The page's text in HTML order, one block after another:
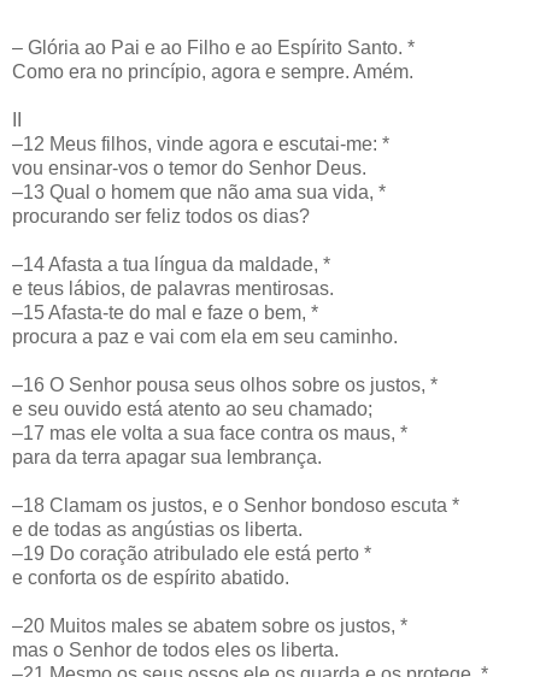
– Glória ao Pai e ao Filho e ao Espírito Santo. *
Como era no princípio, agora e sempre. Amém.
–12 Meus filhos, vinde agora e escutai-me: *
vou ensinar-vos o temor do Senhor Deus.
–13 Qual o homem que não ama sua vida, *
procurando ser feliz todos os dias?
–14 Afasta a tua língua da maldade, *
e teus lábios, de palavras mentirosas.
–15 Afasta-te do mal e faze o bem, *
procura a paz e vai com ela em seu caminho.
–16 O Senhor pousa seus olhos sobre os justos, *
e seu ouvido está atento ao seu chamado;
–17 mas ele volta a sua face contra os maus, *
para da terra apagar sua lembrança.
–18 Clamam os justos, e o Senhor bondoso escuta *
e de todas as angústias os liberta.
–19 Do coração atribulado ele está perto *
e conforta os de espírito abatido.
–20 Muitos males se abatem sobre os justos, *
mas o Senhor de todos eles os liberta.